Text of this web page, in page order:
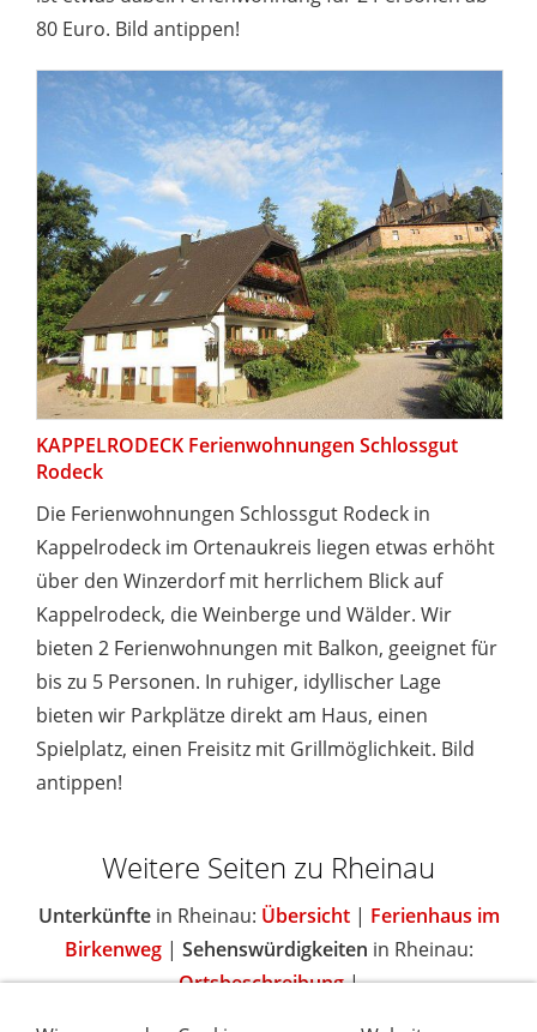
80 Euro. Bild antippen!
KAPPELRODECK Ferienwohnungen Schlossgut
Rodeck
Die Ferienwohnungen Schlossgut Rodeck in
Kappelrodeck im Ortenaukreis liegen etwas erhöht
über den Winzerdorf mit herrlichem Blick auf
Kappelrodeck, die Weinberge und Wälder. Wir
bieten 2 Ferienwohnungen mit Balkon, geeignet für
bis zu 5 Personen. In ruhiger, idyllischer Lage
bieten wir Parkplätze direkt am Haus, einen
Spielplatz, einen Freisitz mit Grillmöglichkeit. Bild
antippen!
Weitere Seiten zu Rheinau
Unterkünfte in Rheinau: Übersicht| Ferienhaus im
Birkenweg| Sehenswürdigkeiten in Rheinau:
Ortsbeschreibung|